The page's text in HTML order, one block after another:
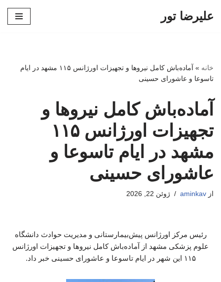
علیرضا تور
خانه »
آماده‌باش کامل نیروها و تجهیزات اورژانس ۱۱۵ مشهد در ایام
تاسوعا و عاشورای حسینی
آماده‌باش کامل نیروها و
تجهیزات اورژانس ۱۱۵
مشهد در ایام تاسوعا و
عاشورای حسینی
از aminkav ژوئن 22, 2026
رئیس مرکز اورژانس پیش‌بیمارستانی و مدیریت حوادث دانشگاه
علوم پزشکی مشهد از آماده‌باش کامل نیروها و تجهیزات اورژانس
۱۱۵ این شهر در ایام تاسوعا و عاشورای حسینی خبر داد.